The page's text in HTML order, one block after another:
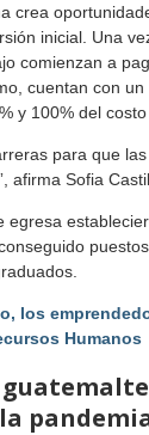
crea
inicial. Una
comienzan a
cuentan con
y 100% del costo
para que
afirma Sofia
egresa
los
Humanos